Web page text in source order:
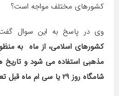
کشورهای مختلف مواجه است؟
وی در پاسخ به این سوال
کشورهای اسلامی، از ماه به
مذهبی استفاده می شود و تاریخ
شامگاه روز ۲۹ یا سی ام ماه قبل تعیین می شود